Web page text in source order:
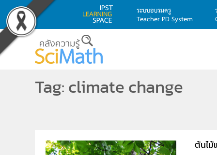
Skip to main content
ระบบอบรมครู
Teacher PD System
Tag: climate change
ต้นไม้